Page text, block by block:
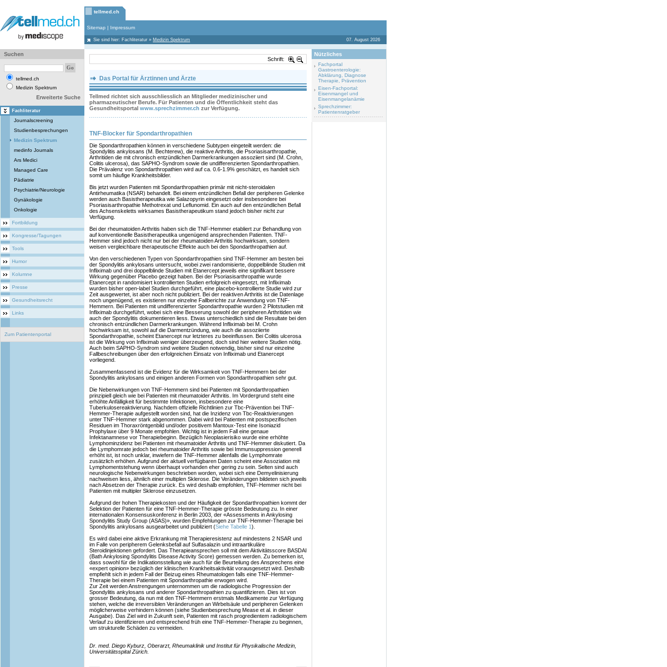
tellmed.ch
Sitemap | Impressum
Sie sind hier: Fachliteratur » Medizin Spektrum 07. August 2026
Suchen
tellmed.ch
Medizin Spektrum
Erweiterte Suche
Fachliteratur
Journalscreening
Studienbesprechungen
Medizin Spektrum
medinfo Journals
Ars Medici
Managed Care
Pädiatrie
Psychiatrie/Neurologie
Gynäkologie
Onkologie
Fortbildung
Kongresse/Tagungen
Tools
Humor
Kolumne
Presse
Gesundheitsrecht
Links
Zum Patientenportal
Schrift:
Das Portal für Ärztinnen und Ärzte
Tellmed richtet sich ausschliesslich an Mitglieder medizinischer und
pharmazeutischer Berufe. Für Patienten und die Öffentlichkeit steht das
Gesundheitsportal www.sprechzimmer.ch zur Verfügung.
TNF-Blocker für Spondarthropathien
Die Spondarthropathien können in verschiedene Subtypen eingeteilt werden: die
Spondylitis ankylosans (M. Bechterew), die reaktive Arthritis, die Psoriasisarthropathie,
Arthritiden die mit chronisch entzündlichen Darmerkrankungen assoziiert sind (M. Crohn,
Colitis ulcerosa), das SAPHO-Syndrom sowie die undifferenzierten Spondarthropathien.
Die Prävalenz von Spondarthropathien wird auf ca. 0.6-1.9% geschätzt, es handelt sich
somit um häufige Krankheitsbilder.
Bis jetzt wurden Patienten mit Spondarthropathien primär mit nicht-steroidalen
Antirheumatika (NSAR) behandelt. Bei einem entzündlichen Befall der peripheren Gelenke
werden auch Basistherapeutika wie Salazopyrin eingesetzt oder insbesondere bei
Psoriasisarthropathie Methotrexat und Leflunomid. Ein auch auf den entzündlichen Befall
des Achsenskeletts wirksames Basistherapeutikum stand jedoch bisher nicht zur
Verfügung.
Bei der rheumatoiden Arthritis haben sich die TNF-Hemmer etabliert zur Behandlung von
auf konventionelle Basistherapeutika ungenügend ansprechenden Patienten. TNF-
Hemmer sind jedoch nicht nur bei der rheumatoiden Arthritis hochwirksam, sondern
weisen vergleichbare therapeutische Effekte auch bei den Spondarthropathien auf.
Von den verschiedenen Typen von Spondarthropathien sind TNF-Hemmer am besten bei
der Spondylitis ankylosans untersucht, wobei zwei randomisierte, doppelblinde Studien mit
Infliximab und drei doppelblinde Studien mit Etanercept jeweils eine signifikant bessere
Wirkung gegenüber Placebo gezeigt haben. Bei der Psoriasisarthropathie wurde
Etanercept in randomisiert kontrollierten Studien erfolgreich eingesetzt, mit Infliximab
wurden bisher open-label Studien durchgeführt, eine placebo-kontrollierte Studie wird zur
Zeit ausgewertet, ist aber noch nicht publiziert. Bei der reaktiven Arthritis ist die Datenlage
noch ungenügend, es existieren nur einzelne Fallberichte zur Anwendung von TNF-
Hemmern. Bei Patienten mit undifferenzierter Spondarthropathie wurden 2 Pilotstudien mit
Infliximab durchgeführt, wobei sich eine Besserung sowohl der peripheren Arthritiden wie
auch der Spondylitis dokumentieren liess. Etwas unterschiedlich sind die Resultate bei den
chronisch entzündlichen Darmerkrankungen. Während Infliximab bei M. Crohn
hochwirksam ist, sowohl auf die Darmentzündung, wie auch die assoziierte
Spondarthropathie, scheint Etanercept nur letzteres zu beeinflussen. Bei Colitis ulcerosa
ist die Wirkung von Infliximab weniger überzeugend, doch sind hier weitere Studien nötig.
Auch beim SAPHO-Syndrom sind weitere Studien notwendig, bisher sind nur einzelne
Fallbeschreibungen über den erfolgreichen Einsatz von Infliximab und Etanercept
vorliegend.
Zusammenfassend ist die Evidenz für die Wirksamkeit von TNF-Hemmern bei der
Spondylitis ankylosans und einigen anderen Formen von Spondarthropathien sehr gut.
Die Nebenwirkungen von TNF-Hemmern sind bei Patienten mit Spondarthropathien
prinzipiell gleich wie bei Patienten mit rheumatoider Arthritis. Im Vordergrund steht eine
erhöhte Anfälligkeit für bestimmte Infektionen, insbesondere eine
Tuberkulosereaktivierung. Nachdem offizielle Richtlinien zur Tbc-Prävention bei TNF-
Hemmer-Therapie aufgestellt worden sind, hat die Inzidenz von Tbc-Reaktivierungen
unter TNF-Hemmer stark abgenommen. Dabei wird bei Patienten mit postspezifischen
Residuen im Thoraxröntgenbild und/oder positivem Mantoux-Test eine Isoniazid
Prophylaxe über 9 Monate empfohlen. Wichtig ist in jedem Fall eine genaue
Infektanamnese vor Therapiebeginn. Bezüglich Neoplasierisiko wurde eine erhöhte
Lymphominzidenz bei Patienten mit rheumatoider Arthritis und TNF-Hemmer diskutiert. Da
die Lymphomrate jedoch bei rheumatoider Arthritis sowie bei Immunsuppression generell
erhöht ist, ist noch unklar, inwiefern die TNF-Hemmer allenfalls die Lymphomrate
zusätzlich erhöhen. Aufgrund der aktuell verfügbaren Daten scheint eine Assoziation mit
Lymphomentstehung wenn überhaupt vorhanden eher gering zu sein. Selten sind auch
neurologische Nebenwirkungen beschrieben worden, wobei sich eine Demyelinisierung
nachweisen liess, ähnlich einer multiplen Sklerose. Die Veränderungen bildeten sich jeweils
nach Absetzen der Therapie zurück. Es wird deshalb empfohlen, TNF-Hemmer nicht bei
Patienten mit multipler Sklerose einzusetzen.
Aufgrund der hohen Therapiekosten und der Häufigkeit der Spondarthropathien kommt der
Selektion der Patienten für eine TNF-Hemmer-Therapie grösste Bedeutung zu. In einer
internationalen Konsensuskonferenz in Berlin 2003, der «Assessments in Ankylosing
Spondylitis Study Group (ASAS)», wurden Empfehlungen zur TNF-Hemmer-Therapie bei
Spondylitis ankylosans ausgearbeitet und publiziert (Siehe Tabelle 1).
Es wird dabei eine aktive Erkrankung mit Therapieresistenz auf mindestens 2 NSAR und
im Falle von peripherem Gelenksbefall auf Sulfasalazin und intraartikuläre
Steroidinjektionen gefordert. Das Therapieansprechen soll mit dem Aktivitätsscore BASDAI
(Bath Ankylosing Spondylitis Disease Activity Score) gemessen werden. Zu bemerken ist,
dass sowohl für die Indikationsstellung wie auch für die Beurteilung des Ansprechens eine
«expert opinion» bezüglich der klinischen Krankheitsaktivität vorausgesetzt wird. Deshalb
empfiehlt sich in jedem Fall der Beizug eines Rheumatologen falls eine TNF-Hemmer-
Therapie bei einem Patienten mit Spondarthropathie erwogen wird.
Zur Zeit werden Anstrengungen unternommen um die radiologische Progression der
Spondylitis ankylosans und anderer Spondarthropathien zu quantifizieren. Dies ist von
grosser Bedeutung, da nun mit den TNF-Hemmern erstmals Medikamente zur Verfügung
stehen, welche die irreversiblen Veränderungen an Wirbelsäule und peripheren Gelenken
möglicherweise verhindern können (siehe Studienbesprechung Mease et al. in dieser
Ausgabe). Das Ziel wird in Zukunft sein, Patienten mit rasch progredientem radiologischem
Verlauf zu identifizieren und entsprechend früh eine TNF-Hemmer-Therapie zu beginnen,
um strukturelle Schäden zu vermeiden.
Dr. med. Diego Kyburz, Oberarzt, Rheumaklinik und Institut für Physikalische Medizin,
Universitätsspital Zürich.
Nützliches
Fachportal
Gastroenterologie:
Abklärung, Diagnose
Therapie, Prävention
Eisen-Fachportal:
Eisenmangel und
Eisenmangelanämie
Sprechzimmer:
Patientenratgeber